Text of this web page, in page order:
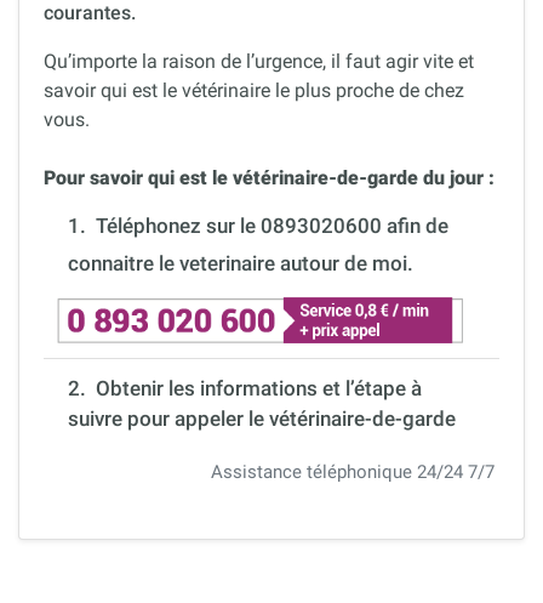
courantes.
Qu’importe la raison de l’urgence, il faut agir vite et
savoir qui est le vétérinaire le plus proche de chez
vous.
Pour savoir qui est le vétérinaire-de-garde du jour :
1. Téléphonez sur le 0893020600 afin de
connaitre le veterinaire autour de moi.
2. Obtenir les informations et l’étape à
suivre pour appeler le vétérinaire-de-garde
Assistance téléphonique 24/24 7/7